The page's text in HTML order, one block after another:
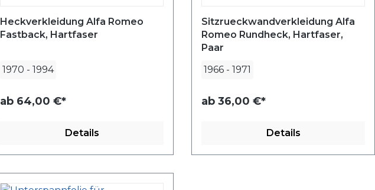
Heckverkleidung Alfa Romeo
Fastback, Hartfaser
1970 - 1994
ab 64,00 €*
Details
Sitzrueckwandverkleidung Alfa
Romeo Rundheck, Hartfaser,
Paar
1966 - 1971
ab 36,00 €*
Details